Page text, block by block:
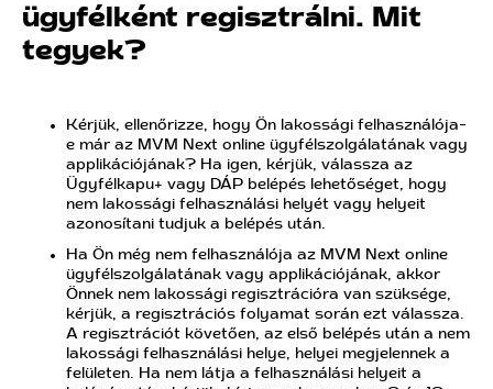
ügyfélként regisztrálni. Mit
tegyek?
Kérjük, ellenőrizze, hogy Ön lakossági felhasználója-
e már az MVM Next online ügyfélszolgálatának vagy
applikációjának? Ha igen, kérjük, válassza az
Ügyfélkapu+ vagy DÁP belépés lehetőséget, hogy
nem lakossági felhasználási helyét vagy helyeit
azonosítani tudjuk a belépés után.
Ha Ön még nem felhasználója az MVM Next online
ügyfélszolgálatának vagy applikációjának, akkor
Önnek nem lakossági regisztrációra van szüksége,
kérjük, a regisztrációs folyamat során ezt válassza.
A regisztrációt követően, az első belépés után a nem
lakossági felhasználási helye, helyei megjelennek a
felületen. Ha nem látja a felhasználási helyeit a